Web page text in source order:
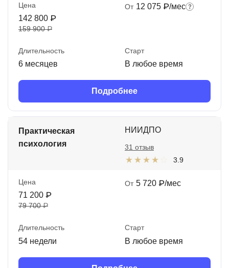
Цена
142 800 ₽
159 900 ₽
От 12 075 ₽/мес
Длительность
6 месяцев
Старт
В любое время
Подробнее
Практическая
психология
НИИДПО
3.9
31 отзыв
Цена
71 200 ₽
79 700 ₽
От 5 720 ₽/мес
Длительность
54 недели
Старт
В любое время